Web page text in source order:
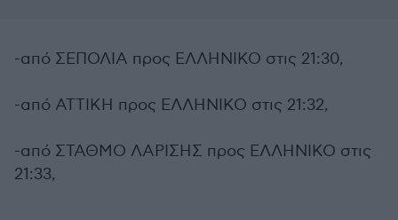
-από ΣΕΠΟΛΙΑ προς ΕΛΛΗΝΙΚΟ στις 21:30,
-από ΑΤΤΙΚΗ προς ΕΛΛΗΝΙΚΟ στις 21:32,
-από ΣΤΑΘΜΟ ΛΑΡΙΣΗΣ προς ΕΛΛΗΝΙΚΟ στις
21:33,